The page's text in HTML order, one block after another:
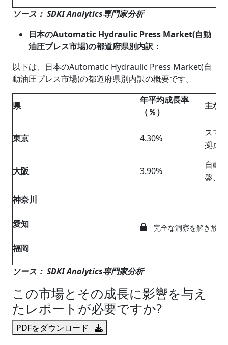
ソース： SDKI Analytics専門家分析
日本のAutomatic Hydraulic Press Market(自動
油圧プレス市場)の都道府県別内訳：
以下は、日本のAutomatic Hydraulic Press Market(自
動油圧プレス市場)の都道府県別内訳の概要です。
県
年平均成長率
（％）
主な
東京 4.30%
スマ
拠点
大阪 3.90%
自動
盤、
神奈川
完全な洞察を解き放つ
愛知
福岡
ソース： SDKI Analytics専門家分析
この市場とその成長に影響を与え
たレポートが必要ですか?
PDFをダウンロード